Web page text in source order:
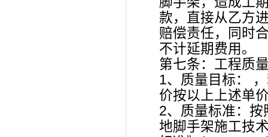
款，直接从乙方
赔偿责任，同时
不计延期费用。
第七条：工程质
1、质量目标：
价按以上上述单
2、质量标准：
地脚手架施工技